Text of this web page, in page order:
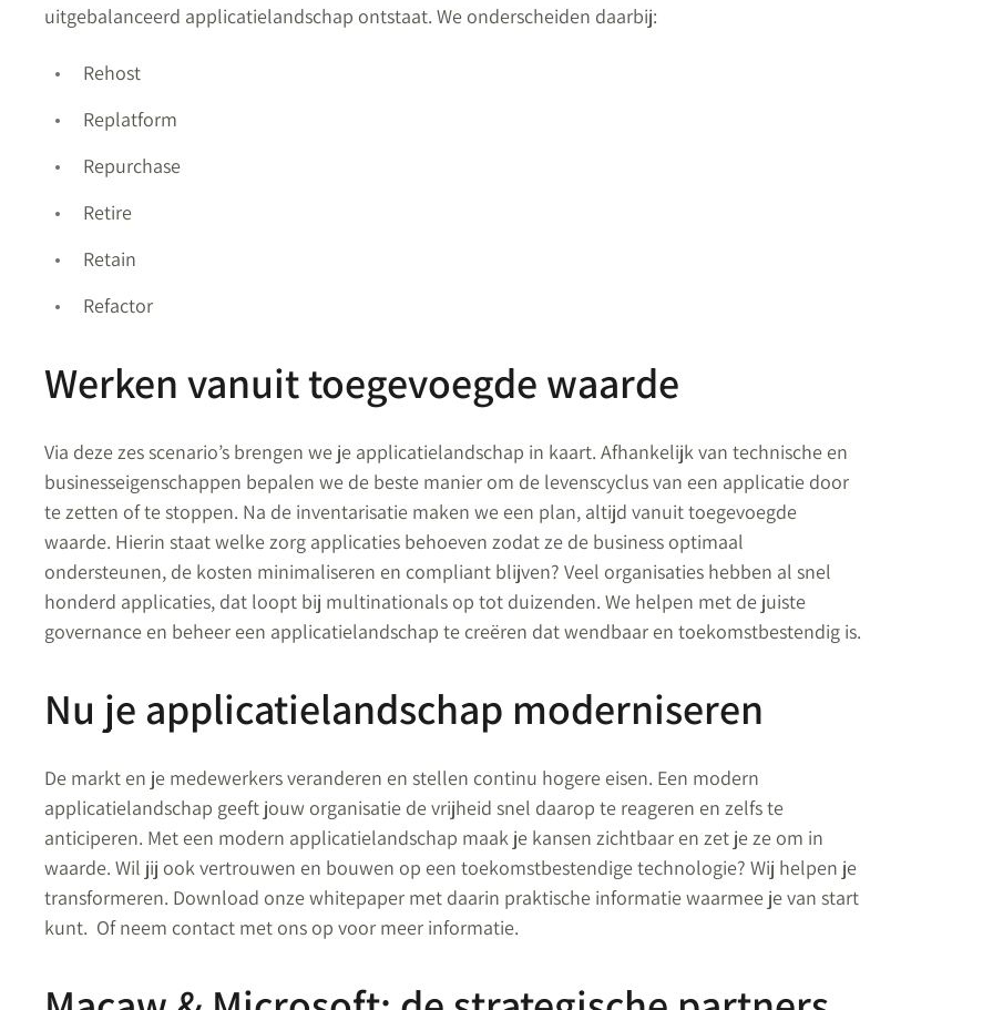
uitgebalanceerd applicatielandschap ontstaat. We onderscheiden daarbij:
Rehost
Replatform
Repurchase
Retire
Retain
Refactor
Werken vanuit toegevoegde waarde
Via deze zes scenario’s brengen we je applicatielandschap in kaart. Afhankelijk van technische en
businesseigenschappen bepalen we de beste manier om de levenscyclus van een applicatie door
te zetten of te stoppen. Na de inventarisatie maken we een plan, altijd vanuit toegevoegde
waarde. Hierin staat welke zorg applicaties behoeven zodat ze de business optimaal
ondersteunen, de kosten minimaliseren en compliant blijven? Veel organisaties hebben al snel
honderd applicaties, dat loopt bij multinationals op tot duizenden. We helpen met de juiste
governance en beheer een applicatielandschap te creëren dat wendbaar en toekomstbestendig is.
Nu je applicatielandschap moderniseren
De markt en je medewerkers veranderen en stellen continu hogere eisen. Een modern
applicatielandschap geeft jouw organisatie de vrijheid snel daarop te reageren en zelfs te
anticiperen. Met een modern applicatielandschap maak je kansen zichtbaar en zet je ze om in
waarde. Wil jij ook vertrouwen en bouwen op een toekomstbestendige technologie? Wij helpen je
transformeren. Download onze whitepaper met daarin praktische informatie waarmee je van start
kunt. Of neem contact met ons op voor meer informatie.